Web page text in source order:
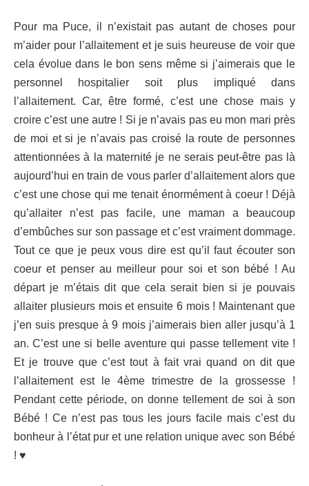
Pour ma Puce, il n’existait pas autant de choses pour
m’aider pour l’allaitement et je suis heureuse de voir que
cela évolue dans le bon sens même si j’aimerais que le
personnel hospitalier soit plus impliqué dans
l’allaitement. Car, être formé, c’est une chose mais y
croire c’est une autre ! Si je n’avais pas eu mon mari près
de moi et si je n’avais pas croisé la route de personnes
attentionnées à la maternité je ne serais peut-être pas là
aujourd’hui en train de vous parler d’allaitement alors que
c’est une chose qui me tenait énormément à coeur ! Déjà
qu’allaiter n’est pas facile, une maman a beaucoup
d’embûches sur son passage et c’est vraiment dommage.
Tout ce que je peux vous dire est qu’il faut écouter son
coeur et penser au meilleur pour soi et son bébé ! Au
départ je m’étais dit que cela serait bien si je pouvais
allaiter plusieurs mois et ensuite 6 mois ! Maintenant que
j’en suis presque à 9 mois j’aimerais bien aller jusqu’à 1
an. C’est une si belle aventure qui passe tellement vite !
Et je trouve que c’est tout à fait vrai quand on dit que
l’allaitement est le 4ème trimestre de la grossesse !
Pendant cette période, on donne tellement de soi à son
Bébé ! Ce n’est pas tous les jours facile mais c’est du
bonheur à l’état pur et une relation unique avec son Bébé
! ♥